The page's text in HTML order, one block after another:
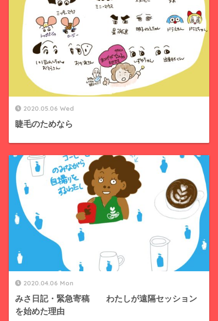
2020.05.06 Wed
睫毛のためなら
2020.04.06 Mon
みさ日記・緊急寄稿 わたしが遠隔セッション
を始めた理由